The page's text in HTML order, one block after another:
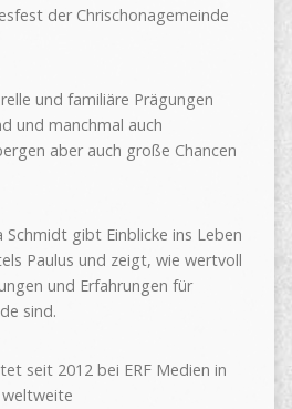
der Chrischonagemeinde
und familiäre Prägungen
und manchmal auch
aber auch große Chancen
Schmidt gibt Einblicke ins Leben
Paulus und zeigt, wie wertvoll
und Erfahrungen für
sind.
seit 2012 bei ERF Medien in